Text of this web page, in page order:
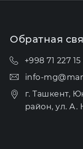
Обратная
+998 71 227
info-
г. Ташкент,
район, ул. А.